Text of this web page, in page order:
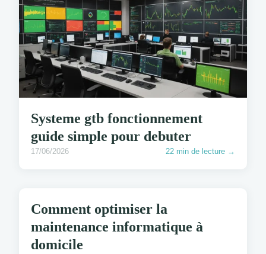
Systeme gtb fonctionnement
guide simple pour debuter
17/06/2026 22 min de lecture →
ACTUALITÉS INFORMATIQUES
Comment optimiser la
maintenance informatique à
domicile